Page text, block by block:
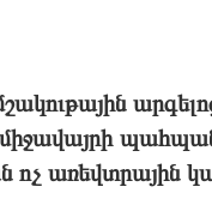
առեվտրային